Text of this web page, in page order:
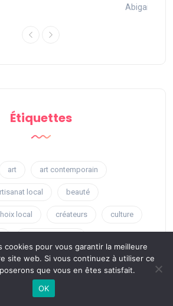
Abigail.G.30
Étiquettes
art art contemporain
local beauté
local créateurs culture
découverte
détente
cookies pour vous garantir la meilleure
site web. Si vous continuez à utiliser ce
que vous en êtes satisfait.
OK